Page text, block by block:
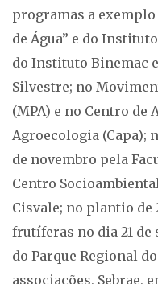
programas a exemplo
de Água” e do
do Instituto Binemac
Silvestre; no
(MPA) e no Centro de
Agroecologia (Capa);
de novembro pela
Centro
Cisvale; no plantio de
frutíferas no dia 21 de
do Parque Regional
associações, Sebrae,